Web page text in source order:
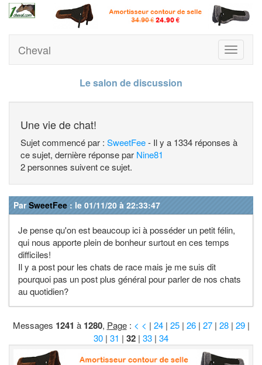
Toggle
Cheval
Le salon de discussion
Une vie de chat!
Sujet commencé par : SweetFee- Il y a 1334 réponses à
ce sujet, dernière réponse par Nine81
2 personnes suivent ce sujet.
ParSweetFee : le 01/11/20 à 22:33:47
Je pense qu'on est beaucoup ici à posséder un petit félin,
qui nous apporte plein de bonheur surtout en ces temps
difficiles!
Il y a post pour les chats de race mais je me suis dit
pourquoi pas un post plus général pour parler de nos chats
au quotidien?
Messages 1241 à 1280, Page: < < | 24| 25| 26| 27| 28| 29|
30 | 31 | 32 | 33 | 34